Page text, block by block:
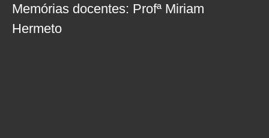
Memórias docentes: Profª Miriam
Hermeto